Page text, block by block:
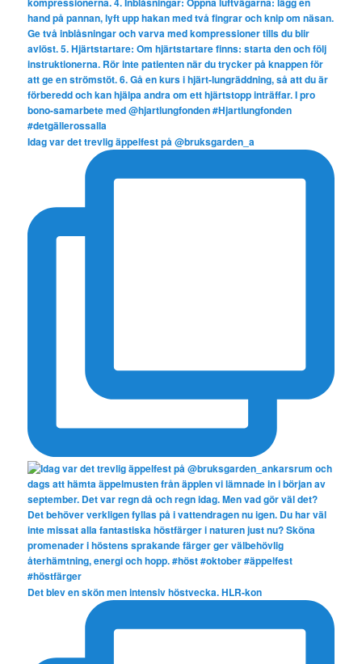
Idag var det trevlig äppelfest på @bruksgarden_a
Det blev en skön men intensiv höstvecka. HLR-kon